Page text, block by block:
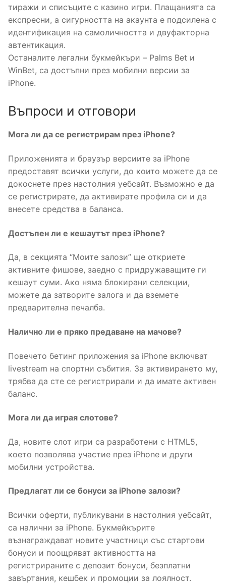
тиражи и списъците с казино игри. Плащанията са
експресни, а сигурността на акаунта е подсилена с
идентификация на самоличността и двуфакторна
автентикация.
Останалите легални букмейкъри – Palms Bet и
WinBet, са достъпни през мобилни версии за
iPhone.
Въпроси и отговори
Мога ли да се регистрирам през iPhone?
Приложенията и браузър версиите за iPhone
предоставят всички услуги, до които можете да се
докоснете през настолния уебсайт. Възможно е да
се регистрирате, да активирате профила си и да
внесете средства в баланса.
Достъпен ли е кешаутът през iPhone?
Да, в секцията “Моите залози” ще откриете
активните фишове, заедно с придружаващите ги
кешаут суми. Ако няма блокирани селекции,
можете да затворите залога и да вземете
предварителна печалба.
Налично ли е пряко предаване на мачове?
Повечето бетинг приложения за iPhone включват
livestream на спортни събития. За активирането му,
трябва да сте се регистрирали и да имате активен
баланс.
Мога ли да играя слотове?
Да, новите слот игри са разработени с HTML5,
което позволява участие през iPhone и други
мобилни устройства.
Предлагат ли се бонуси за iPhone залози?
Всички оферти, публикувани в настолния уебсайт,
са налични за iPhone. Букмейкърите
възнаграждават новите участници със стартови
бонуси и поощряват активността на
регистрираните с депозит бонуси, безплатни
завъртания, кешбек и промоции за лоялност.